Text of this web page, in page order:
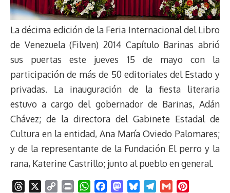
La décima edición de la Feria Internacional del Libro
de Venezuela (Filven) 2014 Capítulo Barinas abrió
sus puertas este jueves 15 de mayo con la
participación de más de 50 editoriales del Estado y
privadas. La inauguración de la fiesta literaria
estuvo a cargo del gobernador de Barinas, Adán
Chávez; de la directora del Gabinete Estadal de
Cultura en la entidad, Ana María Oviedo Palomares;
y de la representante de la Fundación El perro y la
rana, Katerine Castrillo; junto al pueblo en general.
W
M